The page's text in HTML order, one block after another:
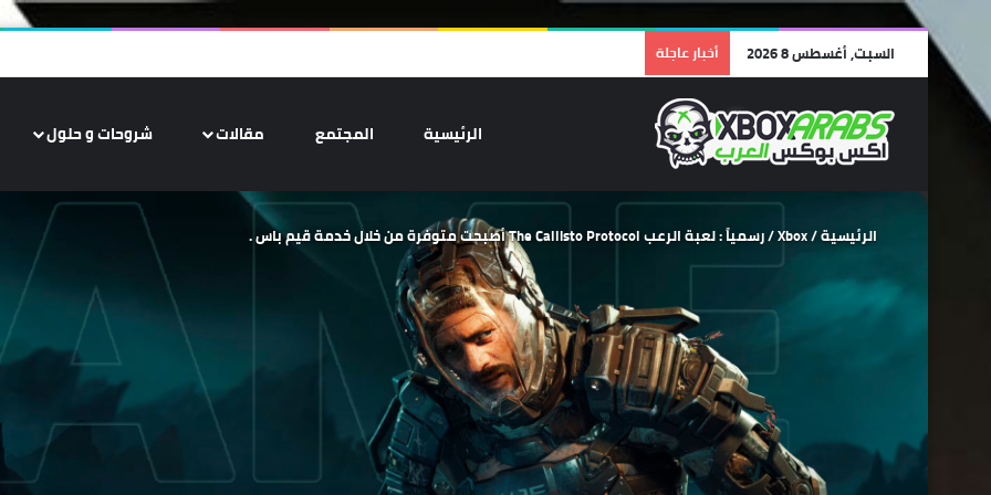
السبت, أغسطس 8 2026 أخبار عاجلة
الرئيسية المجتمع مقالات شروحات و حلول
الرئيسية/
Xbox
/رسمياً : لعبة الرعب The Callisto Protocol أصبحت متوفرة من خلال خدمة قيم باس .